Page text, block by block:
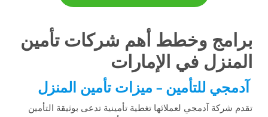
برامج وخطط أهم شركات تأمين
المنزل في الإمارات
آدمجي للتأمين – ميزات تأمين المنزل
تقدم شركة آدمجي لعملائها تغطية تأمينية تدعى بوثيقة التأمين